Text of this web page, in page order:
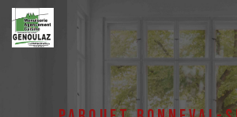
Panneau de gestion des cookies